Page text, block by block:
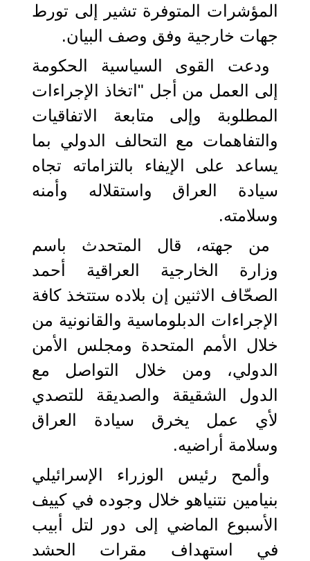
المؤشرات المتوفرة تشير إلى تورط
جهات خارجية وفق وصف البيان.
ودعت القوى السياسية الحكومة
إلى العمل من أجل "اتخاذ الإجراءات
المطلوبة وإلى متابعة الاتفاقيات
والتفاهمات مع التحالف الدولي بما
يساعد على الإيفاء بالتزاماته تجاه
سيادة العراق واستقلاله وأمنه
وسلامته.
من جهته، قال المتحدث باسم
وزارة الخارجية العراقية أحمد
الصحّاف الاثنين إن بلاده ستتخذ كافة
الإجراءات الدبلوماسية والقانونية من
خلال الأمم المتحدة ومجلس الأمن
الدولي، ومن خلال التواصل مع
الدول الشقيقة والصديقة للتصدي
لأي عمل يخرق سيادة العراق
وسلامة أراضيه.
وألمح رئيس الوزراء الإسرائيلي
بنيامين نتنياهو خلال وجوده في كييف
الأسبوع الماضي إلى دور لتل أبيب
في استهداف مقرات الحشد